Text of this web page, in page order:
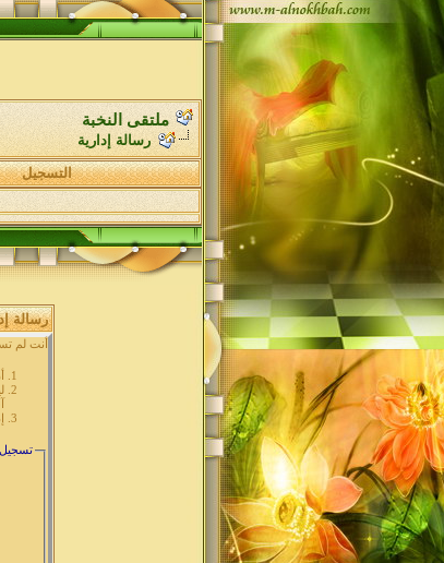
ملتقى النخبة
رسالة إدارية
التسجيل
رسالة
أنت لم